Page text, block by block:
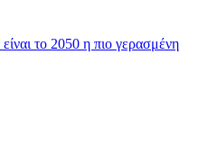
το 2050 η πιο γερασμένη